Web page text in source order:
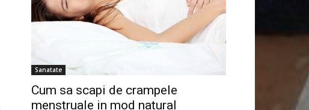
Sanatate
Cum sa scapi de crampele
menstruale in mod natural